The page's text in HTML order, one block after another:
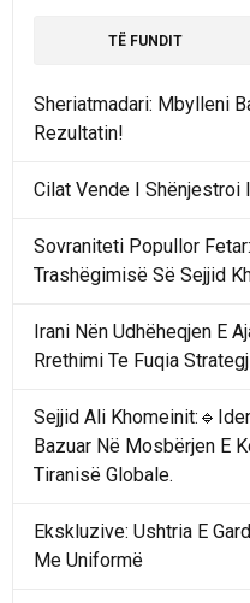
TË FUNDIT
Sheriatmadari: Mbylleni
Rezultatin!
Cilat Vende I Shënjestroi
Sovraniteti Popullor
Trashëgimisë Së Sejjid
Irani Nën Udhëheqjen E
Rrethimi Te Fuqia
Sejjid Ali
Bazuar Në Mosbërjen E
Tiranisë Globale.
Ekskluzive: Ushtria E
Me Uniformë